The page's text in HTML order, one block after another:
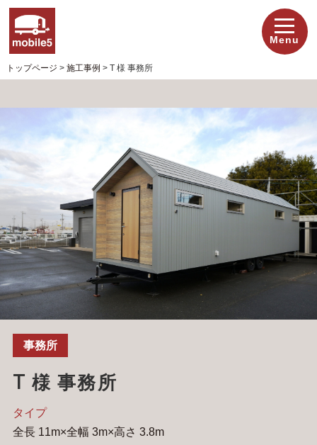
Menu
トップページ > 施工事例 > T 様 事務所
事務所
T 様 事務所
タイプ
全⻑ 11m×全幅 3m×⾼さ 3.8m